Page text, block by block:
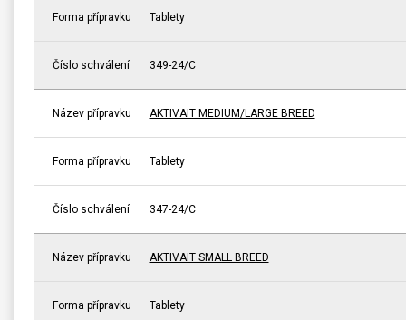
Forma přípravku Tablety
Číslo schválení 349-24/C
Název přípravku AKTIVAIT MEDIUM/LARGE BREED
Forma přípravku Tablety
Číslo schválení 347-24/C
Název přípravku AKTIVAIT SMALL BREED
Forma přípravku Tablety